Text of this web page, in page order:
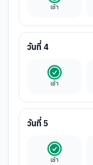
เช้า
วันที่ 4
เช้า
รวมในค่าทัวร์
วันที่ 5
เช้า
รวมในค่าทัวร์